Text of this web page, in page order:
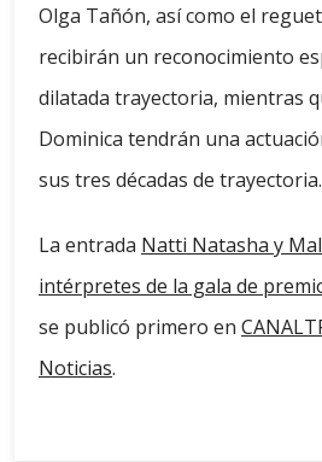
Olga Tañón, así como el
recibirán un reconocimiento
dilatada trayectoria, mientras
Dominica tendrán una
sus tres décadas de trayectoria.
La entrada Natti Natasha y
intérpretes de la gala de
se publicó primero en
Noticias.